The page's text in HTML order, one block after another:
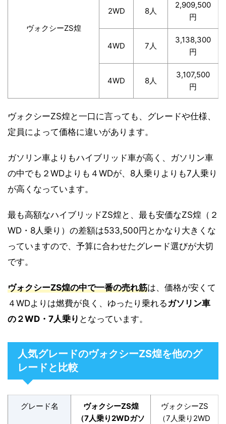
ヴォクシーZS煌
2WD 8人
2,909,500
円
4WD 7人
3,138,300
円
4WD 8人
3,107,500
円
ヴォクシーZS煌と一口に言っても、グレードや仕様、
定員によって価格に違いがあります。
ガソリン車よりもハイブリッド車が高く、ガソリン車
の中でも２WDよりも４WDが、8人乗りよりも7人乗り
が高くなっています。
最も高額なハイブリッドZS煌と、最も安価なZS煌（２
WD・8人乗り）の差額は533,500円とかなり大きくな
っていますので、予算に合わせたグレード選びが大切
です。
ヴォクシーZS煌の中で一番の売れ筋は、価格が安くて
４WDよりは燃費が良く、ゆったり乗れるガソリン車
の２WD・7人乗り となっています。
人気グレードのヴォクシーZS煌を他のグ
レードと比較
グレード名
ヴォクシーZS煌
（7人乗り2WDガソ
ヴォクシーZS
（7人乗り2WD